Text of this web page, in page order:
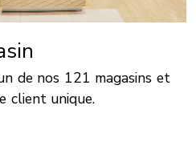
de nos 121 magasins et
client unique.